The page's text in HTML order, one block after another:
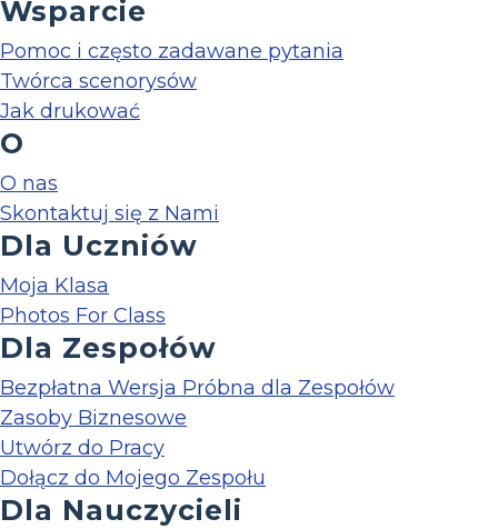
Wsparcie
Pomoc i często zadawane pytania
Twórca scenorysów
Jak drukować
O
O nas
Skontaktuj się z Nami
Dla Uczniów
Moja Klasa
Photos For Class
Dla Zespołów
Bezpłatna Wersja Próbna dla Zespołów
Zasoby Biznesowe
Utwórz do Pracy
Dołącz do Mojego Zespołu
Dla Nauczycieli